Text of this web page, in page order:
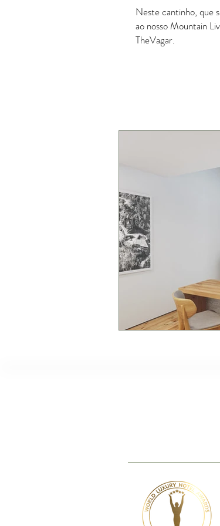
Neste cantinho, que
ao nosso Mountain
TheVagar.